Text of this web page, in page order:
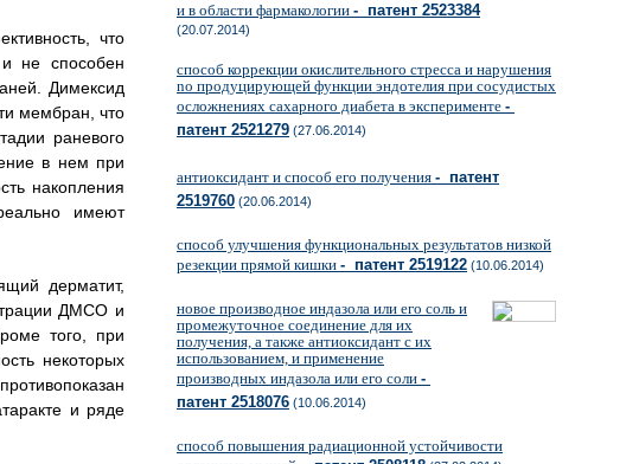
что
не способен
Димексид
мембран, что
раневого
в нем при
накопления
имеют
дерматит,
ДМСО и
того, при
некоторых
и ряде
и в области фармакологии - патент 2523384
(20.07.2014)
способ коррекции окислительного стресса и нарушения
no продуцирующей функции эндотелия при сосудистых
осложнениях сахарного диабета в эксперименте -
патент 2521279 (27.06.2014)
антиоксидант и способ его получения - патент
2519760 (20.06.2014)
способ улучшения функциональных результатов низкой
резекции прямой кишки - патент 2519122 (10.06.2014)
новое производное индазола или его соль и
промежуточное соединение для их
получения, а также антиоксидант с их
использованием, и применение
производных индазола или его соли -
патент 2518076 (10.06.2014)
способ повышения радиационной устойчивости